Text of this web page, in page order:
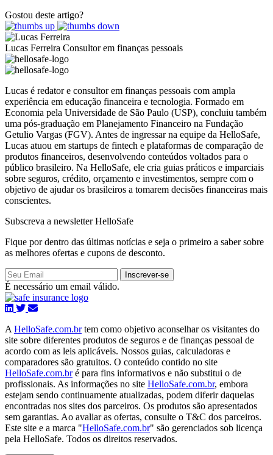
Gostou deste artigo?
Lucas Ferreira Consultor em finanças pessoais
Lucas é redator e consultor em finanças pessoais com ampla
experiência em educação financeira e tecnologia. Formado em
Economia pela Universidade de São Paulo (USP), concluiu também
uma pós-graduação em Planejamento Financeiro na Fundação
Getulio Vargas (FGV). Antes de ingressar na equipe da HelloSafe,
Lucas atuou em startups de fintech e plataformas de comparação de
produtos financeiros, desenvolvendo conteúdos voltados para o
público brasileiro. Na HelloSafe, ele cria guias práticos e imparciais
sobre seguros, crédito, orçamento e investimentos, sempre com o
objetivo de ajudar os brasileiros a tomarem decisões financeiras mais
conscientes.
Subscreva a newsletter HelloSafe
Fique por dentro das últimas notícias e seja o primeiro a saber sobre
as melhores ofertas e cupons de desconto.
Inscrever-se
É necessário um email válido.
A HelloSafe.com.brtem como objetivo aconselhar os visitantes do
site sobre diferentes produtos de seguros e de finanças pessoal de
acordo com as leis aplicáveis. Nossos guias, calculadoras e
comparadores são gratuitos. O conteúdo contido no site
HelloSafe.com.bré para fins informativos e não substitui o de
profissionais. As informações no site HelloSafe.com.br, embora
estejam sendo continuamente atualizadas, podem diferir daquelas
encontradas nos sites dos parceiros. Os produtos são apresentados
sem garantias. Ao avaliar as ofertas, consulte o T&C dos parceiros.
Este site e a marca "HelloSafe.com.br" são gerenciados sob licença
pela HelloSafe. Todos os direitos reservados.